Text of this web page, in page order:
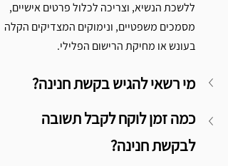
ללשכת הנשיא, וצריכה לכלול פרטים אישיים,
מסמכים משפטיים, ונימוקים המצדיקים הקלה
בעונש או מחיקת הרישום הפלילי.
מי רשאי להגיש בקשת חנינה?
כמה זמן לוקח לקבל תשובה
לבקשת חנינה?